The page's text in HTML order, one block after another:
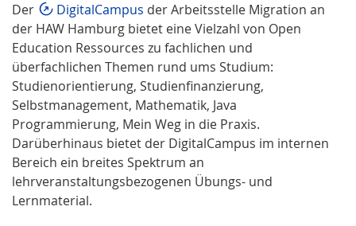
Der
DigitalCampus der Arbeitsstelle Migration an
der HAW Hamburg bietet eine Vielzahl von Open
Education Ressources zu fachlichen und
überfachlichen Themen rund ums Studium:
Studienorientierung, Studienfinanzierung,
Selbstmanagement, Mathematik, Java
Programmierung, Mein Weg in die Praxis.
Darüberhinaus bietet der DigitalCampus im internen
Bereich ein breites Spektrum an
lehrveranstaltungsbezogenen Übungs- und
Lernmaterial.